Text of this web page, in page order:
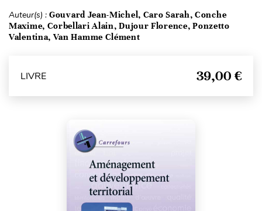
Auteur(s) : Gouvard Jean-Michel, Caro Sarah, Conche
Maxime, Corbellari Alain, Dujour Florence, Ponzetto
Valentina, Van Hamme Clément
LIVRE 39,00 €